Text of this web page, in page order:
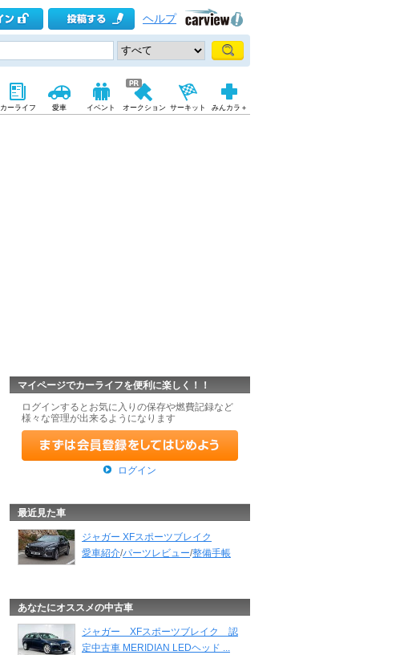
ヘルプ
カーライフ 愛車 イベント オークション サーキット みんカラ＋
マイページでカーライフを便利に楽しく！！
ログインするとお気に入りの保存や燃費記録など
様々な管理が出来るようになります
ログイン
最近見た車
ジャガー XFスポーツブレイク
愛車紹介/パーツレビュー/整備手帳
あなたにオススメの中古車
ジャガー XFスポーツブレイク 認
定中古車 MERIDIAN LEDヘッド ...